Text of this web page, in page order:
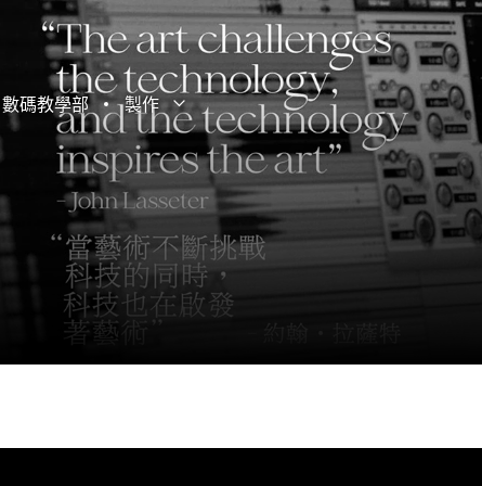
數碼教學部 製作 打開子選單
關閉子選單